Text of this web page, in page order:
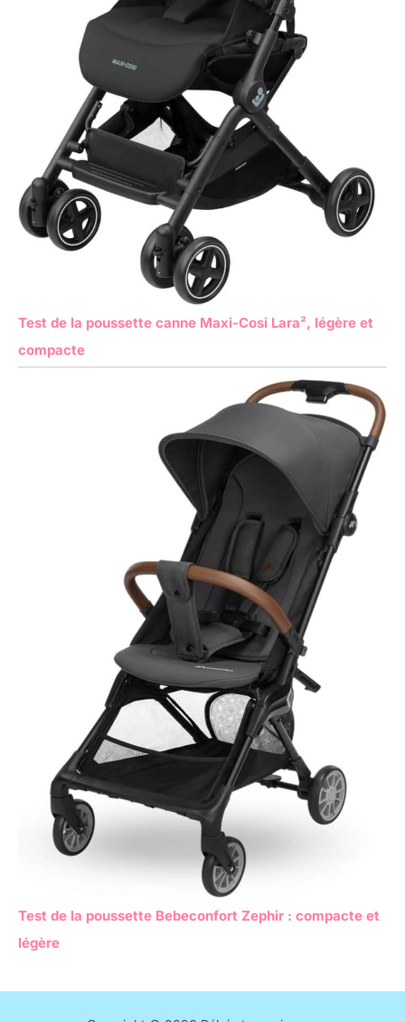
Test de la poussette canne Maxi-Cosi Lara², légère et
compacte
Test de la poussette Bebeconfort Zephir : compacte et
légère